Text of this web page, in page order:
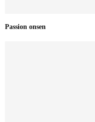
Passion onsen